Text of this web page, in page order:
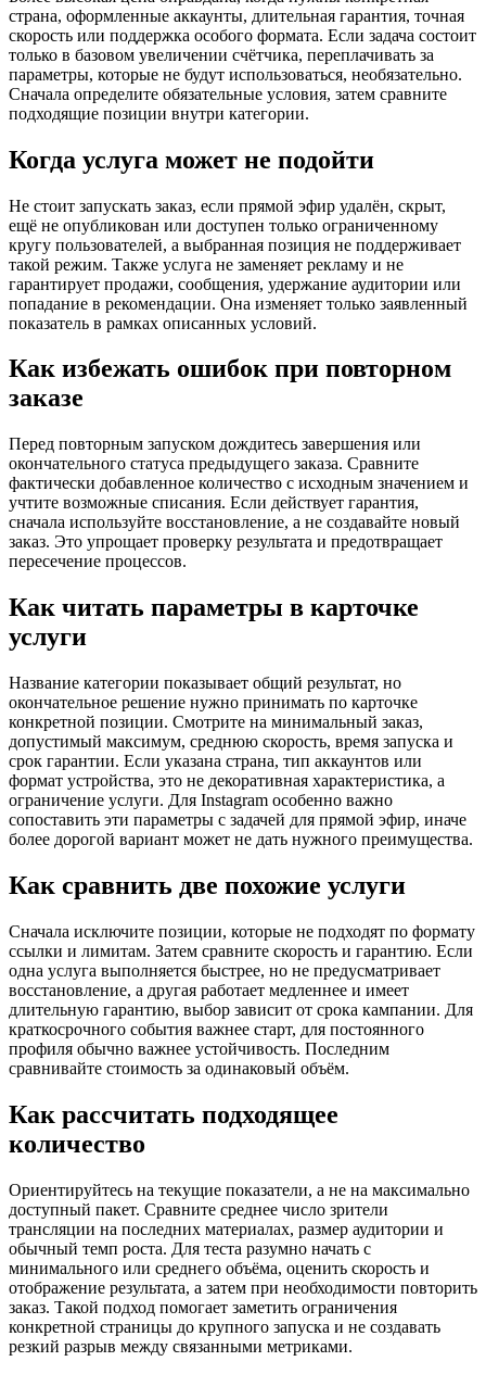
страна, оформленные аккаунты, длительная гарантия, точная
скорость или поддержка особого формата. Если задача состоит
только в базовом увеличении счётчика, переплачивать за
параметры, которые не будут использоваться, необязательно.
Сначала определите обязательные условия, затем сравните
подходящие позиции внутри категории.
Когда услуга может не подойти
Не стоит запускать заказ, если прямой эфир удалён, скрыт,
ещё не опубликован или доступен только ограниченному
кругу пользователей, а выбранная позиция не поддерживает
такой режим. Также услуга не заменяет рекламу и не
гарантирует продажи, сообщения, удержание аудитории или
попадание в рекомендации. Она изменяет только заявленный
показатель в рамках описанных условий.
Как избежать ошибок при повторном
заказе
Перед повторным запуском дождитесь завершения или
окончательного статуса предыдущего заказа. Сравните
фактически добавленное количество с исходным значением и
учтите возможные списания. Если действует гарантия,
сначала используйте восстановление, а не создавайте новый
заказ. Это упрощает проверку результата и предотвращает
пересечение процессов.
Как читать параметры в карточке
услуги
Название категории показывает общий результат, но
окончательное решение нужно принимать по карточке
конкретной позиции. Смотрите на минимальный заказ,
допустимый максимум, среднюю скорость, время запуска и
срок гарантии. Если указана страна, тип аккаунтов или
формат устройства, это не декоративная характеристика, а
ограничение услуги. Для Instagram особенно важно
сопоставить эти параметры с задачей для прямой эфир, иначе
более дорогой вариант может не дать нужного преимущества.
Как сравнить две похожие услуги
Сначала исключите позиции, которые не подходят по формату
ссылки и лимитам. Затем сравните скорость и гарантию. Если
одна услуга выполняется быстрее, но не предусматривает
восстановление, а другая работает медленнее и имеет
длительную гарантию, выбор зависит от срока кампании. Для
краткосрочного события важнее старт, для постоянного
профиля обычно важнее устойчивость. Последним
сравнивайте стоимость за одинаковый объём.
Как рассчитать подходящее
количество
Ориентируйтесь на текущие показатели, а не на максимально
доступный пакет. Сравните среднее число зрители
трансляции на последних материалах, размер аудитории и
обычный темп роста. Для теста разумно начать с
минимального или среднего объёма, оценить скорость и
отображение результата, а затем при необходимости повторить
заказ. Такой подход помогает заметить ограничения
конкретной страницы до крупного запуска и не создавать
резкий разрыв между связанными метриками.